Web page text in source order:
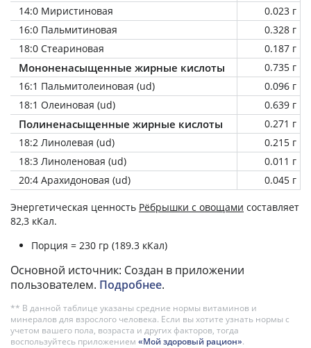
14:0 Миристиновая
0.023 г
16:0 Пальмитиновая
0.328 г
18:0 Стеариновая
0.187 г
Мононенасыщенные жирные кислоты
0.735 г
16:1 Пальмитолеиновая (ud)
0.096 г
18:1 Олеиновая (ud)
0.639 г
Полиненасыщенные жирные кислоты
0.271 г
18:2 Линолевая (ud)
0.215 г
18:3 Линоленовая (ud)
0.011 г
20:4 Арахидоновая (ud)
0.045 г
Энергетическая ценность Рëбрышки с овощами составляет
82,3 кКал.
Порция = 230 гр (189.3 кКал)
Основной источник: Создан в приложении
пользователем. Подробнее.
** В данной таблице указаны средние нормы витаминов и
минералов для взрослого человека. Если вы хотите узнать нормы с
учетом вашего пола, возраста и других факторов, тогда
воспользуйтесь приложением «Мой здоровый рацион».